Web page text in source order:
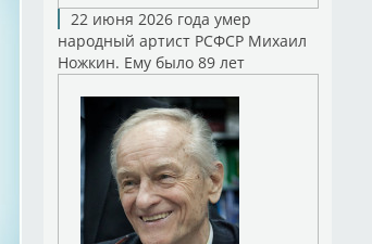
22 июня 2026 года умер
народный артист РСФСР Михаил
Ножкин. Ему было 89 лет